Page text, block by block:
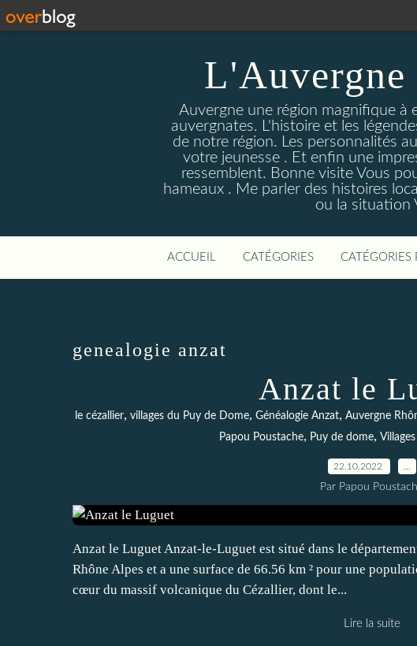
L'Auvergne
Auvergne une région magnifique à
auvergnates. L'histoire et les
de notre région. Les personnalités
votre jeunesse . Et enfin une
ressemblent. Bonne visite Vous
hameaux . Me parler des histoires
ou la situation
ACCUEIL CATÉGORIES CATÉGORIES
genealogie anzat
Anzat le
le cézallier, villages du Puy de Dome, Généalogie Anzat, Auvergne
Papou Poustache, Puy de dome,
22.10.2022
Par Papou
Anzat le Luguet Anzat-le-Luguet est situé dans le
Rhône Alpes et a une surface de 66.56 km ² pour une
cœur du massif volcanique du Cézallier, dont le...
Lire la suite